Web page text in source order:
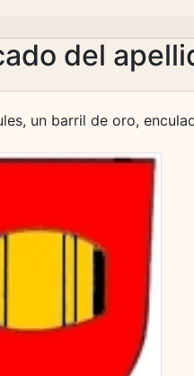
del
un barril de oro,